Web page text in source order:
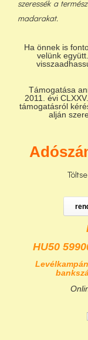
szeressék a
madarakat.
Ha önnek is
velünk
Támogatása
2011. évi
támogatásról
alján
HU50